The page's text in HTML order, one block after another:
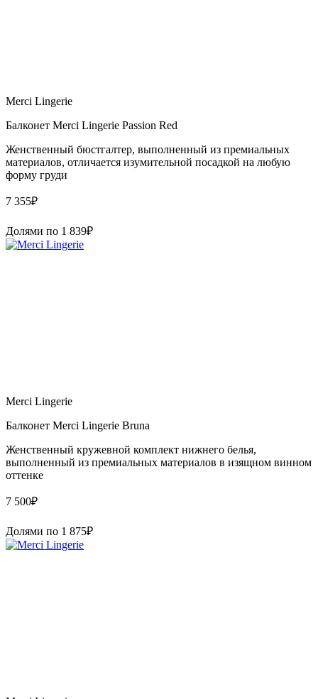
Merci Lingerie
Балконет Merci Lingerie Passion Red
Женственный бюстгалтер, выполненный из премиальных
материалов, отличается изумительной посадкой на любую
форму груди
7 355₽
Долями по 1 839₽
Merci Lingerie
Балконет Merci Lingerie Bruna
Женственный кружевной комплект нижнего белья,
выполненный из премиальных материалов в изящном винном
оттенке
7 500₽
Долями по 1 875₽